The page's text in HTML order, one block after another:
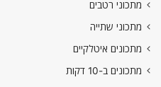
מתכוני רטבים
מתכוני שתייה
מתכונים איטלקיים
מתכונים ב-10 דקות